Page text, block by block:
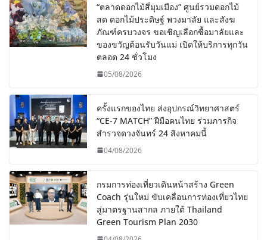
“ตลาดดอกไม้สี่มุมเมือง” ศูนย์รวมดอกไม้
สด ดอกไม้ประดิษฐ์ พวงมาลัย และสังฆ
ภัณฑ์ครบวงจร ขอเชิญเลือกซื้อมาลัยและ
ของขวัญต้อนรับวันแม่ เปิดให้บริการทุกวัน
ตลอด 24 ชั่วโมง
05/08/2026
ครั้งแรกของไทย ส่งอุปกรณ์วิทยาศาสตร์
“CE-7 MATCH” ฝีมือคนไทย ร่วมภารกิจ
สำรวจดวงจันทร์ 24 สิงหาคมนี้
04/08/2026
กรมการท่องเที่ยวเดินหน้าสร้าง Green
Coach รุ่นใหม่ ขับเคลื่อนการท่องเที่ยวไทย
สู่มาตรฐานสากล ภายใต้ Thailand
Green Tourism Plan 2030